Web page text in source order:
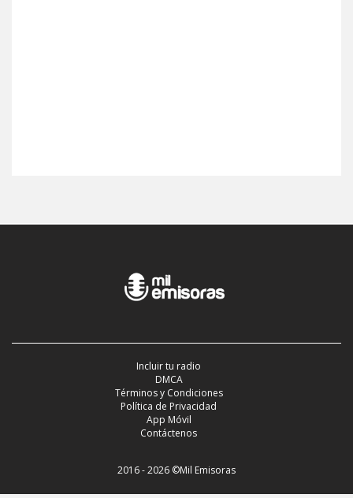
Incluir tu radio
DMCA
Términos y Condiciones
Política de Privacidad
App Móvil
Contáctenos
2016 - 2026 ©Mil Emisoras